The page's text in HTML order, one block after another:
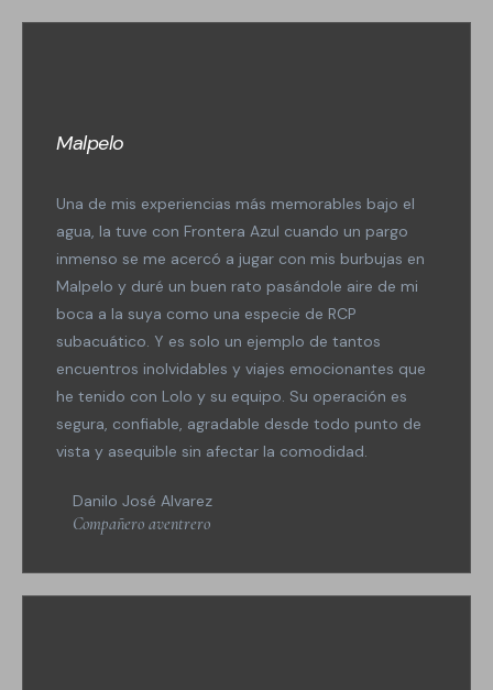
Malpelo
Una de mis experiencias más memorables bajo el
agua, la tuve con Frontera Azul cuando un pargo
inmenso se me acercó a jugar con mis burbujas en
Malpelo y duré un buen rato pasándole aire de mi
boca a la suya como una especie de RCP
subacuático. Y es solo un ejemplo de tantos
encuentros inolvidables y viajes emocionantes que
he tenido con Lolo y su equipo. Su operación es
segura, confiable, agradable desde todo punto de
vista y asequible sin afectar la comodidad.
Danilo José Alvarez
Compañero aventrero